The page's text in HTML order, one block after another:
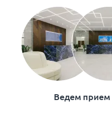
Ведем прием